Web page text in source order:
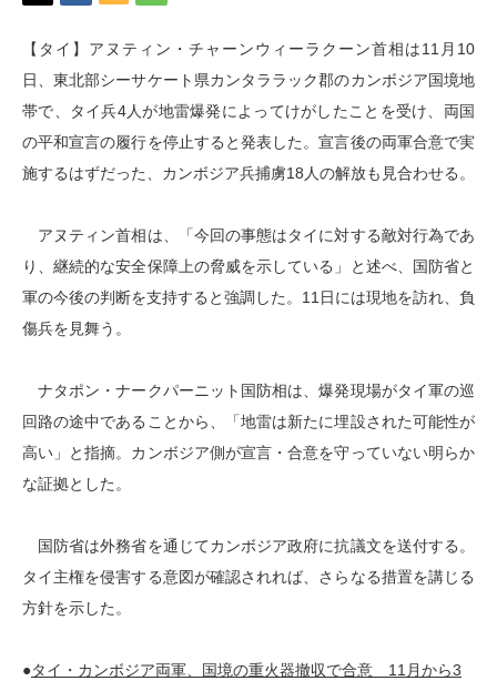
【タイ】アヌティン・チャーンウィーラクーン首相は11月10
日、東北部シーサケート県カンタララック郡のカンボジア国境地
帯で、タイ兵4人が地雷爆発によってけがしたことを受け、両国
の平和宣言の履行を停止すると発表した。宣言後の両軍合意で実
施するはずだった、カンボジア兵捕虜18人の解放も見合わせる。
アヌティン首相は、「今回の事態はタイに対する敵対行為であ
り、継続的な安全保障上の脅威を示している」と述べ、国防省と
軍の今後の判断を支持すると強調した。11日には現地を訪れ、負
傷兵を見舞う。
ナタポン・ナークパーニット国防相は、爆発現場がタイ軍の巡
回路の途中であることから、「地雷は新たに埋設された可能性が
高い」と指摘。カンボジア側が宣言・合意を守っていない明らか
な証拠とした。
国防省は外務省を通じてカンボジア政府に抗議文を送付する。
タイ主権を侵害する意図が確認されれば、さらなる措置を講じる
方針を示した。
●タイ・カンボジア両軍、国境の重火器撤収で合意 11月から3